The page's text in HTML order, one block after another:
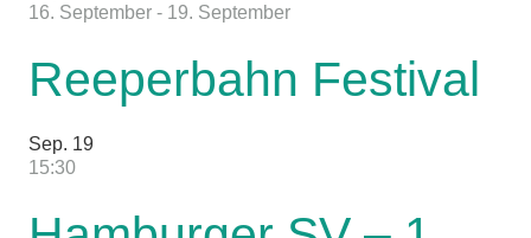
16. September - 19. September
Reeperbahn Festival
Sep. 19
15:30